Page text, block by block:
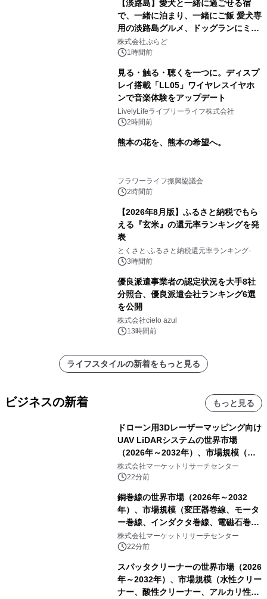
【淡路島】愛犬と一緒に過ごせる宿
で、一緒に泊まり、一緒にご飯 愛犬専
用の淡路島グルメ、ドッグランにミニ
プール グランピングとトレーラーハウ
スの2施設で
株式会社ぷらど
1時間前
見る・触る・聴くを一つに。ディスプ
レイ搭載「LL05」ワイヤレスイヤホ
ンで音楽体験をアップデート
LivelyLifeライブリーライフ株式会社
2時間前
熊本の花を、熊本の希望へ。
フラワーライフ振興協議会
2時間前
【2026年8月版】ふるさと納税でもら
える『玄米』の還元率ランキングを発
表
とくさと-ふるさと納税還元率ランキング-
3時間前
優良派遣事業者の認定状況を大手8社
分照合、優良派遣会社ランキング6選
を公開
株式会社cielo azul
13時間前
ライフスタイルの新着をもっと見る
ビジネスの新着 もっと見る
ドローン用3Dレーザーマッピング向け
UAV LiDARシステムの世界市場
（2026年～2032年）、市場規模（長
距離LiDARシステム、中距離LiDARシ
ステム、短距離LiDARシステム）・分
析レポートを発表
株式会社マーケットリサーチセンター
22分前
銅巻線の世界市場（2026年～2032
年）、市場規模（変圧器巻線、モータ
ー巻線、インダクタ巻線、電磁石巻
線）・分析レポートを発表
株式会社マーケットリサーチセンター
22分前
スパッタクリーナーの世界市場（2026
年～2032年）、市場規模（水性クリー
ナー、酸性クリーナー、アルカリ性ク